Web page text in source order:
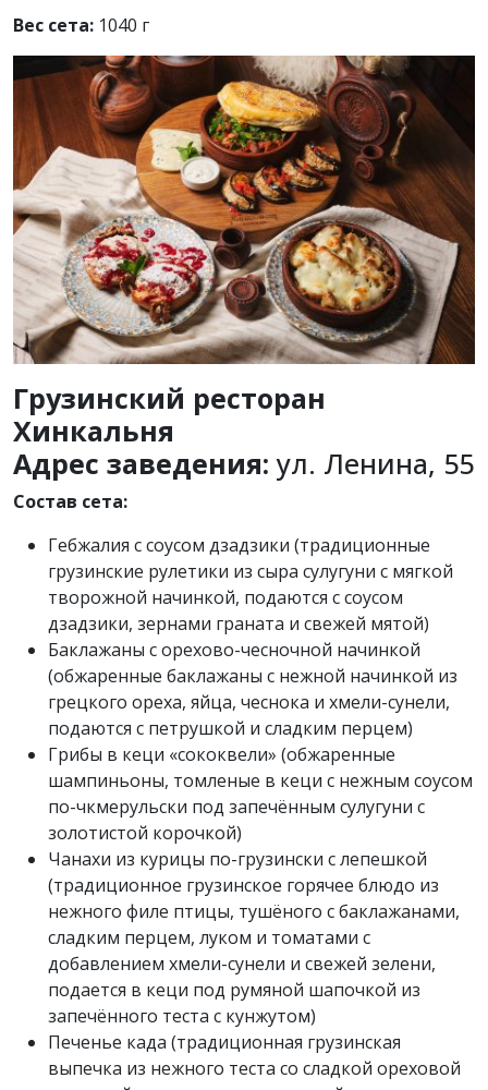
Вес сета: 1040 г
Грузинский ресторан
Хинкальня
Адрес заведения:ул. Ленина, 55
Состав сета:
Гебжалия с соусом дзадзики (традиционные
грузинские рулетики из сыра сулугуни с мягкой
творожной начинкой, подаются с соусом
дзадзики, зернами граната и свежей мятой)
Баклажаны с орехово-чесночной начинкой
(обжаренные баклажаны с нежной начинкой из
грецкого ореха, яйца, чеснока и хмели-сунели,
подаются с петрушкой и сладким перцем)
Грибы в кеци «сококвели» (обжаренные
шампиньоны, томленые в кеци с нежным соусом
по-чкмерульски под запечённым сулугуни с
золотистой корочкой)
Чанахи из курицы по-грузински с лепешкой
(традиционное грузинское горячее блюдо из
нежного филе птицы, тушёного с баклажанами,
сладким перцем, луком и томатами с
добавлением хмели-сунели и свежей зелени,
подается в кеци под румяной шапочкой из
запечённого теста с кунжутом)
Печенье када (традиционная грузинская
выпечка из нежного теста со сладкой ореховой